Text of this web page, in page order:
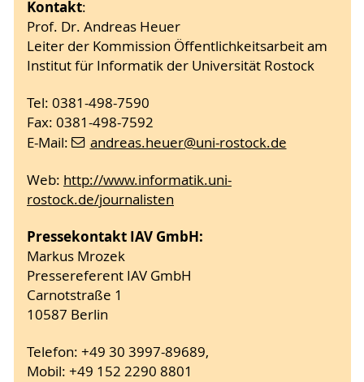
Kontakt:
Prof. Dr. Andreas Heuer
Leiter der Kommission Öffentlichkeitsarbeit am
Institut für Informatik der Universität Rostock
Tel: 0381-498-7590
Fax: 0381-498-7592
E-Mail:
andreas.heuer@uni-rostock.de
Web: http://www.informatik.uni-
rostock.de/journalisten
Pressekontakt IAV GmbH:
Markus Mrozek
Pressereferent IAV GmbH
Carnotstraße 1
10587 Berlin
Telefon: +49 30 3997-89689,
Mobil: +49 152 2290 8801